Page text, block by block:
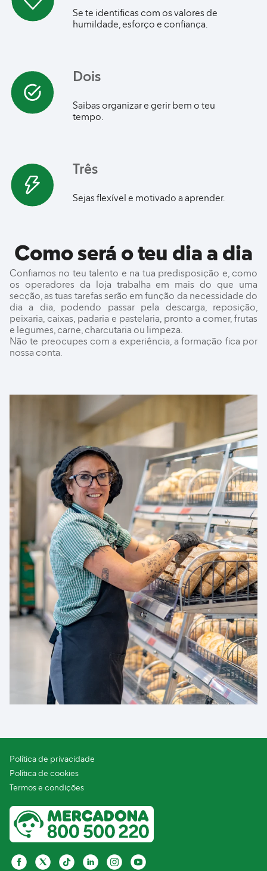
Se te identificas com os valores de
humildade, esforço e confiança.
Dois
Saibas organizar e gerir bem o teu
tempo.
Três
Sejas flexível e motivado a aprender.
Como será o teu dia a dia
Confiamos no teu talento e na tua predisposição e, como
os operadores da loja trabalha em mais do que uma
secção, as tuas tarefas serão em função da necessidade do
dia a dia, podendo passar pela descarga, reposição,
peixaria, caixas, padaria e pastelaria, pronto a comer, frutas
e legumes, carne, charcutaria ou limpeza.
Não te preocupes com a experiência, a formação fica por
nossa conta.
Política de privacidade
Política de cookies
Termos e condições